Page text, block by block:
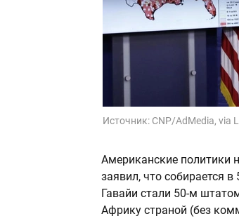
Источник: CNP/AdMedia, via
Американские политики
заявил, что собирается
Гавайи стали 50-м
Африку страной (без